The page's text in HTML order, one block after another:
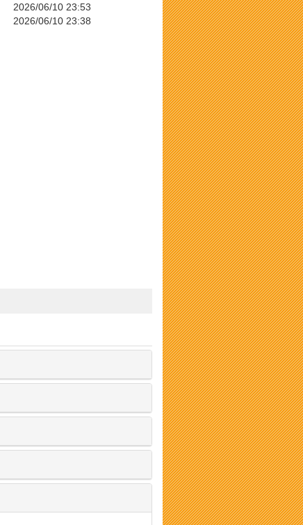
2026/06/10 23:53
2026/06/10 23:38